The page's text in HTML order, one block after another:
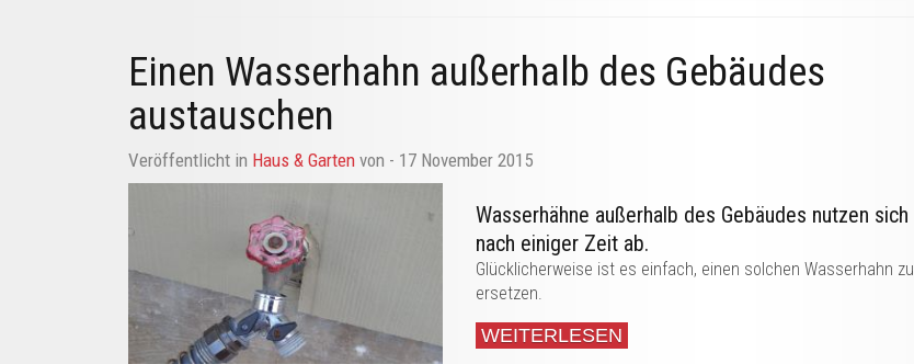
Einen Wasserhahn außerhalb des Gebäudes
austauschen
Veröffentlicht in Haus & Garten von - 17 November 2015
Wasserhähne außerhalb des Gebäudes nutzen sich
nach einiger Zeit ab.
Glücklicherweise ist es einfach, einen solchen Wasserhahn zu
ersetzen.
WEITERLESEN